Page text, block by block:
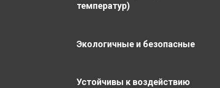
температур)
Экологичные и безопасные
Устойчивы к воздействию